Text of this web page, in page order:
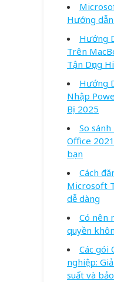
Hướng dẫn
Hướng
Trên
Tận Dụng
Hướng
Nhập
Bị 2025
So
Office
bạn
Cách
Microsoft
dễ dàng
Có nên
quyền
Các gói
nghiệp:
suất và